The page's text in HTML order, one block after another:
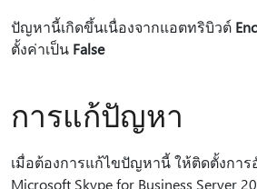
ปัญหานี้เกิดขึ้นเนื่องจากแอตทริบิวต์
ตั้งค่าเป็น False
การแก้ปัญหา
เมื่อต้องการแก้ไขปัญหานี้ ให้ติดตั้งการ
Microsoft Skype for Business Server